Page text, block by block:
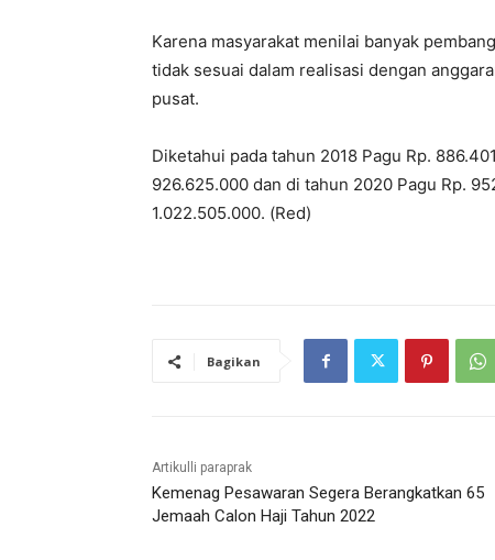
Karena masyarakat menilai banyak
tidak sesuai dalam realisasi dengan
pusat.
Diketahui pada tahun 2018 Pagu Rp.
926.625.000 dan di tahun 2020 Pagu Rp.
1.022.505.000. (Red)
Bagikan
Artikulli paraprak
Kemenag Pesawaran Segera Berangkatkan 65
Jemaah Calon Haji Tahun 2022